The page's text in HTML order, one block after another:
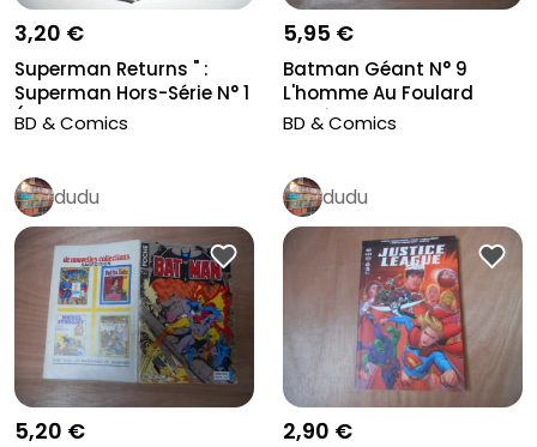
3,20 €
Superman Returns " :
Superman Hors-Série N° 1
( Ju...
BD & Comics
5,95 €
Batman Géant N° 9
L'homme Au Foulard
Sagédition
BD & Comics
dudu
5,20 €
dudu
2,90 €